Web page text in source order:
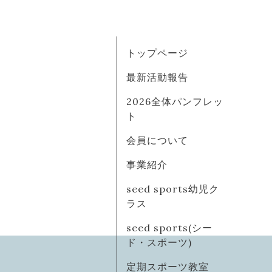
トップページ
最新活動報告
2026全体パンフレッ
ト
会員について
事業紹介
seed sports幼児ク
ラス
seed sports(シー
ド・スポーツ)
定期スポーツ教室